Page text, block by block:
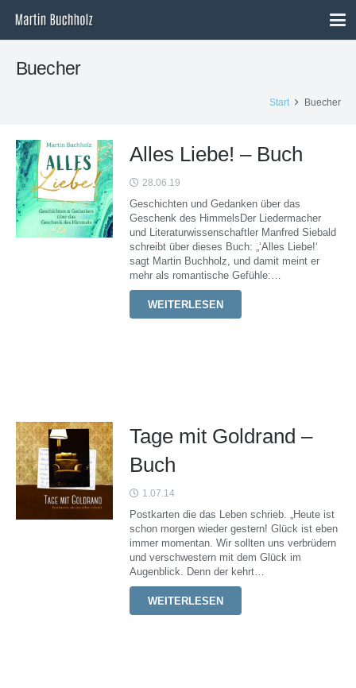
Buecher
Start Buecher
Alles Liebe! – Buch
28.06.19
Geschichten und Gedanken über das
Geschenk des HimmelsDer Liedermacher
und Literaturwissenschaftler Manfred Siebald
schreibt über dieses Buch: „‘Alles Liebe!‘
sagt Martin Buchholz, und damit meint er
mehr als romantische Gefühle:…
WEITERLESEN
Tage mit Goldrand –
Buch
1.07.14
Postkarten die das Leben schrieb. „Heute ist
schon morgen wieder gestern! Glück ist eben
immer momentan. Wir sollten uns verbrüdern
und verschwestern mit dem Glück im
Augenblick. Denn der kehrt…
WEITERLESEN